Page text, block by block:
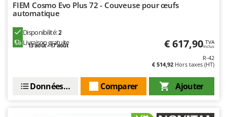
Worx
Y Yard Force
ZGrills
FIEM Cosmo Evo Plus 72 - Couveuse pour œufs
automatique
Disponibilité:2
Livraison gratuite
13 août - 17 août € 617,90 TVA
Inclus
R-42
€ 514,92 Hors taxes (HT)
Ajouter
Comparer
Données techniques